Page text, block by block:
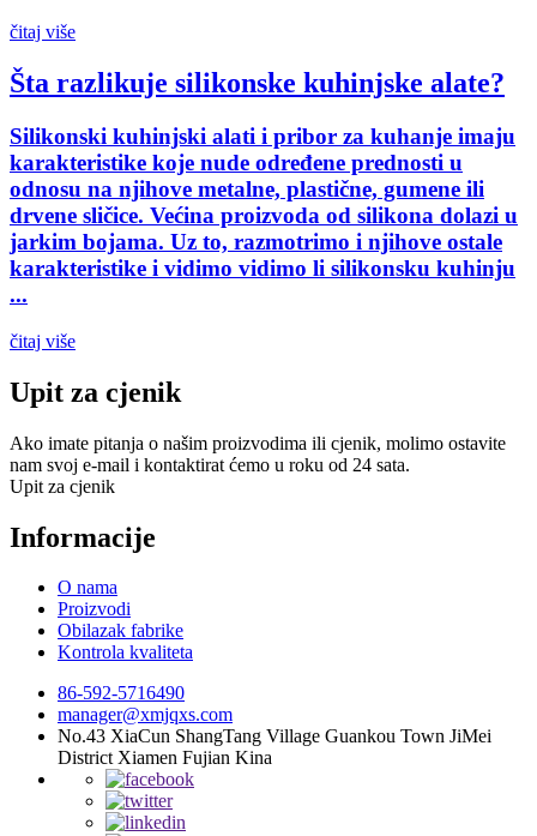
čitaj više
Šta razlikuje silikonske kuhinjske alate?
Silikonski kuhinjski alati i pribor za kuhanje imaju
karakteristike koje nude određene prednosti u
odnosu na njihove metalne, plastične, gumene ili
drvene sličice. Većina proizvoda od silikona dolazi u
jarkim bojama. Uz to, razmotrimo i njihove ostale
karakteristike i vidimo vidimo li silikonsku kuhinju
...
čitaj više
Upit za cjenik
Ako imate pitanja o našim proizvodima ili cjenik, molimo ostavite
nam svoj e-mail i kontaktirat ćemo u roku od 24 sata.
Upit za cjenik
Informacije
O nama
Proizvodi
Obilazak fabrike
Kontrola kvaliteta
86-592-5716490
manager@xmjqxs.com
No.43 XiaCun ShangTang Village Guankou Town JiMei
District Xiamen Fujian Kina